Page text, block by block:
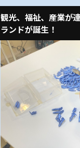
観光、福祉、産業が
ランドが誕生！